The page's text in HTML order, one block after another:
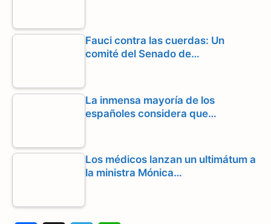
Fauci contra las cuerdas: Un
comité del Senado de…
La inmensa mayoría de los
españoles considera que…
Los médicos lanzan un ultimátum a
la ministra Mónica…